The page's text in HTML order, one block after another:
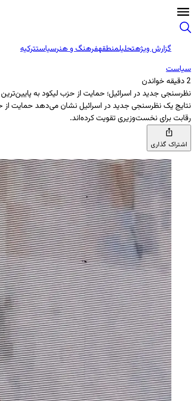
گزارش ویژهتحلیلمنطقهفرهنگ و هنرسیاستترکیه
سیاست
2 دقیقه خواندن
نظرسنجی جدید در اسرائیل؛ حمایت از حزب لیکود به
نتایج یک نظرسنجی جدید در اسرائیل نشان می‌دهد حمایت از
رقابت برای نخست‌وزیری تقویت کرده‌اند.
اشتراک گذاری